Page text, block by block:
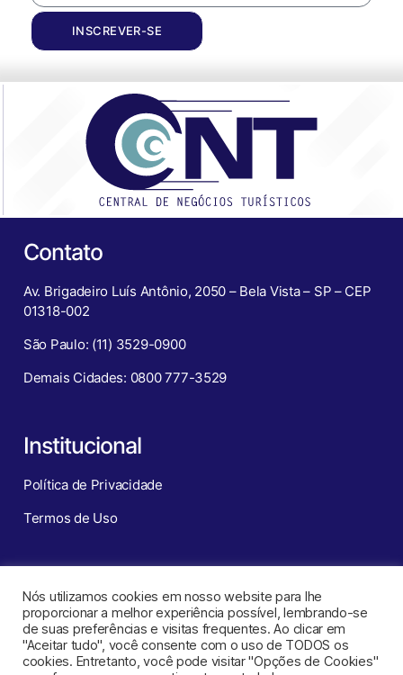
INSCREVER-SE
Contato
Av. Brigadeiro Luís Antônio, 2050 – Bela Vista – SP – CEP
01318-002
São Paulo: (11) 3529-0900
Demais Cidades: 0800 777-3529
Institucional
Política de Privacidade
Termos de Uso
Redes Sociais
Nós utilizamos cookies em nosso website para lhe
proporcionar a melhor experiência possível, lembrando-se
de suas preferências e visitas frequentes. Ao clicar em
"Aceitar tudo", você consente com o uso de TODOS os
cookies. Entretanto, você pode visitar "Opções de Cookies"